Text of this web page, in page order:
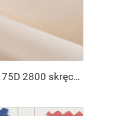
materiał szifonowy Georgette 75D 2800 skręceń 100% poliesterowy materiał szifonowy Perłowy do sukni